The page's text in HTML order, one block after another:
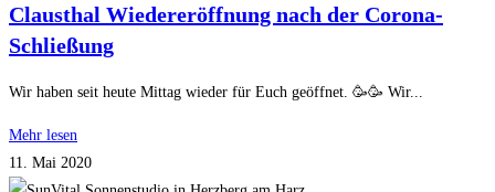
Clausthal Wiedereröffnung nach der Corona-
Schließung
Wir haben seit heute Mittag wieder für Euch geöffnet. 🥳🥳 Wir...
Mehr lesen
11. Mai 2020